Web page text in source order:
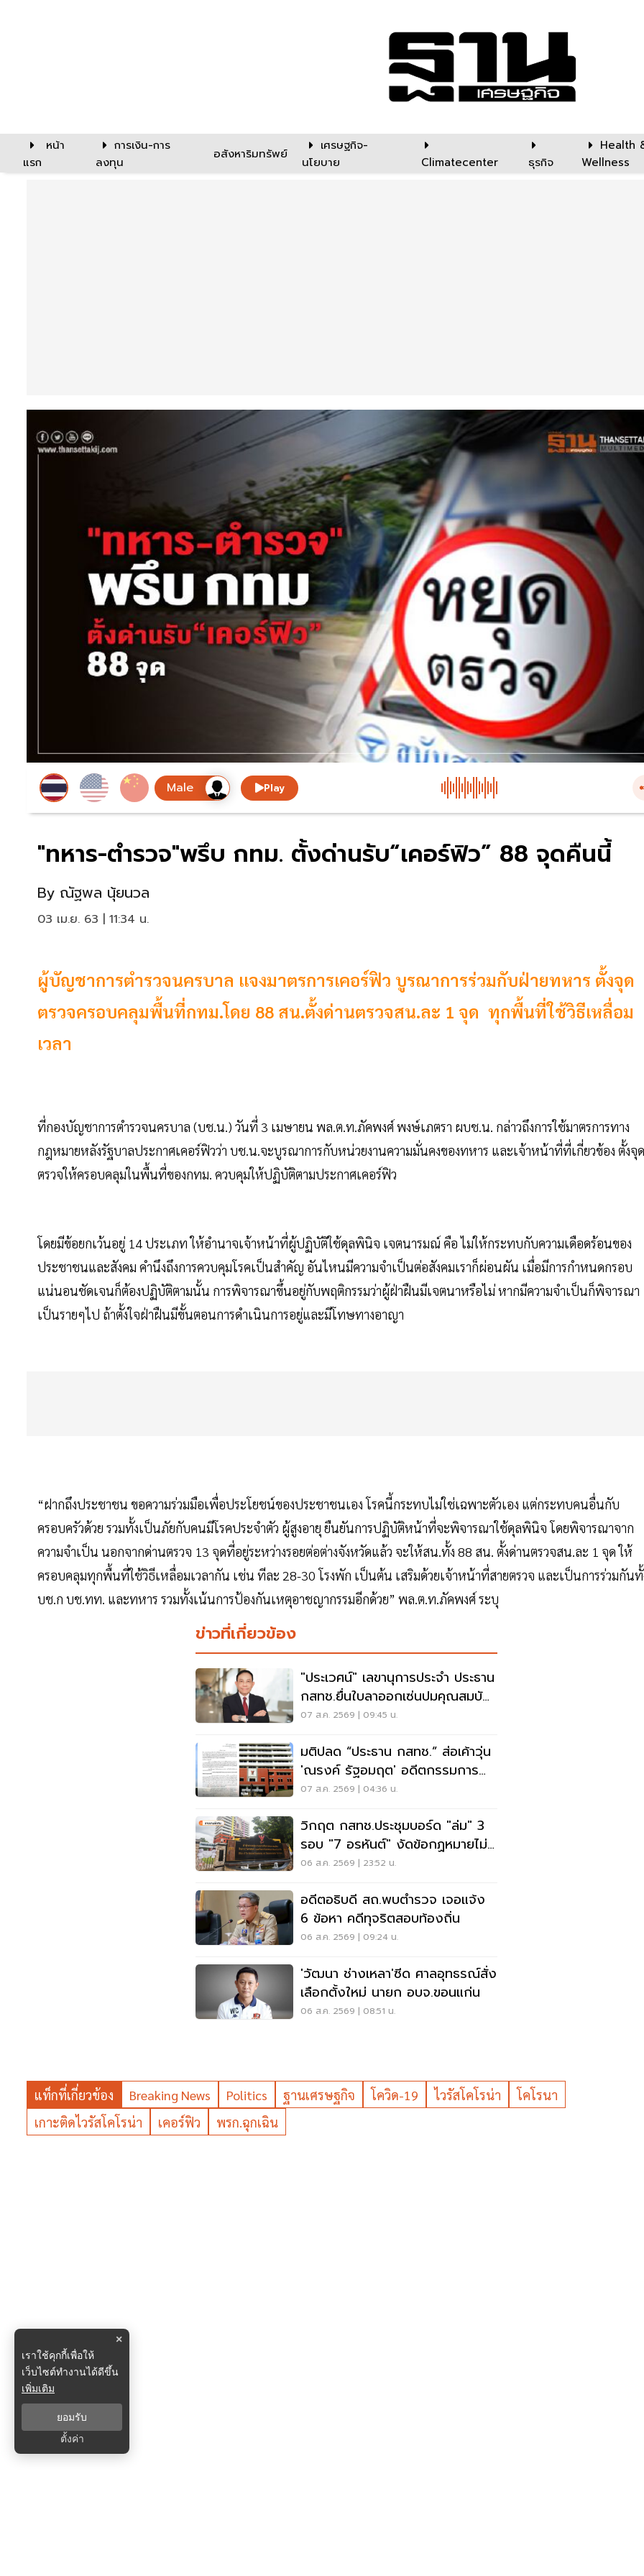
หน้า
แรก
การเงิน-การ
ลงทุน
อสังหาริมทรัพย์
เศรษฐกิจ-
นโยบาย
Climatecenter ธุรกิจ
Health
Wellness
Play
"ทหาร-ตำรวจ"พรึบ กทม. ตั้งด่านรับ“เคอร์ฟิว” 88 จุดคืนนี้
By ณัฐพล นุ้ยนวล
03 เม.ย. 63 | 11:34 น.
ผู้บัญชาการตำรวจนครบาล แจงมาตรการเคอร์ฟิว บูรณาการร่วมกับฝ่ายทหาร ตั้งจุด
ตรวจครอบคลุมพื้นที่กทม.โดย 88 สน.ตั้งด่านตรวจสน.ละ 1 จุด ทุกพื้นที่ใช้วิธีเหลื่อม
เวลา
ที่กองบัญชาการตำรวจนครบาล (บช.น.) วันที่ 3 เมษายน พล.ต.ท.ภัคพงศ์ พงษ์เภตรา ผบช.น. กล่าวถึงการใช้มาตรการทาง
กฎหมายหลังรัฐบาลประกาศเคอร์ฟิวว่า บช.น.จะบูรณาการกับหน่วยงานความมั่นคงของทหาร และเจ้าหน้าที่ที่เกี่ยวข้อง ตั้งจุด
ตรวจให้ครอบคลุมในพื้นที่ของกทม. ควบคุมให้ปฏิบัติตามประกาศเคอร์ฟิว
โดยมีข้อยกเว้นอยู่ 14 ประเภท ให้อำนาจเจ้าหน้าที่ผู้ปฏิบัติใช้ดุลพินิจ เจตนารมณ์ คือ ไม่ให้กระทบกับความเดือดร้อนของ
ประชาชนและสังคม คำนึงถึงการควบคุมโรคเป็นสำคัญ อันไหนมีความจำเป็นต่อสังคมเราก็ผ่อนผัน เมื่อมีการกำหนดกรอบ
แน่นอนชัดเจนก็ต้องปฏิบัติตามนั้น การพิจารณาขึ้นอยู่กับพฤติกรรมว่าผู้ฝ่าฝืนมีเจตนาหรือไม่ หากมีความจำเป็นก็พิจารณา
เป็นรายๆไป ถ้าตั้งใจฝ่าฝืนมีขั้นตอนการดำเนินการอยู่และมีโทษทางอาญา
“ฝากถึงประชาชน ขอความร่วมมือเพื่อประโยชน์ของประชาชนเอง โรคนี้กระทบไม่ใช่เฉพาะตัวเอง แต่กระทบคนอื่นกับ
ครอบครัวด้วย รวมทั้งเป็นภัยกับคนมีโรคประจำตัว ผู้สูงอายุ ยืนยันการปฏิบัติหน้าที่จะพิจารณาใช้ดุลพินิจ โดยพิจารณาจาก
ความจำเป็น นอกจากด่านตรวจ 13 จุดที่อยู่ระหว่างรอยต่อต่างจังหวัดแล้ว จะให้สน.ทั้ง 88 สน. ตั้งด่านตรวจสน.ละ 1 จุด ให้
ครอบคลุมทุกพื้นที่ใช้วิธีเหลื่อมเวลากัน เช่น ทีละ 28-30 โรงพัก เป็นต้น เสริมด้วยเจ้าหน้าที่สายตรวจ และเป็นการร่วมกัน
บช.ก บช.ทท. และทหาร รวมทั้งเน้นการป้องกันเหตุอาชญากรรมอีกด้วย” พล.ต.ท.ภัคพงศ์ ระบุ
ข่าวที่เกี่ยวข้อง
"ประเวศน์" เลขานุการประจำ ประธาน
กสทช.ยื่นใบลาออกเซ่นปมคุณสมบัติ
นพ.สรณ
07 ส.ค. 2569 | 09:45 น.
มติปลด “ประธาน กสทช.” ส่อเค้าวุ่น
'ณรงค์ รัฐอมฤต' อดีตกรรมการ
สรรหาโต้ข้อวินิจฉัย
07 ส.ค. 2569 | 04:36 น.
วิกฤต กสทช.ประชุมบอร์ด "ล่ม" 3
รอบ "7 อรหันต์" งัดข้อกฏหมายไม่มี
ใครยอมใคร
06 ส.ค. 2569 | 23:52 น.
อดีตอธิบดี สถ.พบตำรวจ เจอแจ้ง
6 ข้อหา คดีทุจริตสอบท้องถิ่น
06 ส.ค. 2569 | 09:24 น.
'วัฒนา ช่างเหลา'ซีด ศาลอุทธรณ์สั่ง
เลือกตั้งใหม่ นายก อบจ.ขอนแก่น
06 ส.ค. 2569 | 08:51 น.
แท็กที่เกี่ยวข้อง Breaking News Politics ฐานเศรษฐกิจ โควิด-19 ไวรัสโคโรน่า
โคโรนา
เกาะติดไวรัสโคโรน่า
เคอร์ฟิว พรก.ฉุกเฉิน
×
เราใช้คุกกี้เพื่อให้
เว็บไซต์ทำงานได้ดีขึ้น
เพิ่มเติม
ยอมรับ
ตั้งค่า